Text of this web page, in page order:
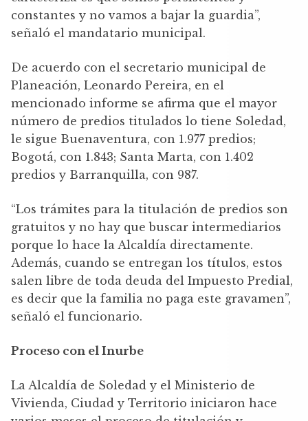
constantes y no vamos a bajar la guardia”,
señaló el mandatario municipal.
De acuerdo con el secretario municipal de
Planeación, Leonardo Pereira, en el
mencionado informe se afirma que el mayor
número de predios titulados lo tiene Soledad,
le sigue Buenaventura, con 1.977 predios;
Bogotá, con 1.843; Santa Marta, con 1.402
predios y Barranquilla, con 987.
“Los trámites para la titulación de predios son
gratuitos y no hay que buscar intermediarios
porque lo hace la Alcaldía directamente.
Además, cuando se entregan los títulos, estos
salen libre de toda deuda del Impuesto Predial,
es decir que la familia no paga este gravamen”,
señaló el funcionario.
Proceso con el Inurbe
La Alcaldía de Soledad y el Ministerio de
Vivienda, Ciudad y Territorio iniciaron hace